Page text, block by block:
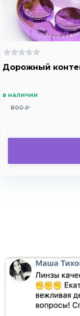
Дорожный
в наличии
800 ₽